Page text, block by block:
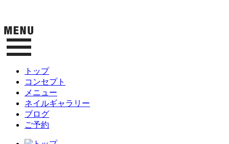
トップ
コンセプト
メニュー
ネイルギャラリー
ブログ
ご予約